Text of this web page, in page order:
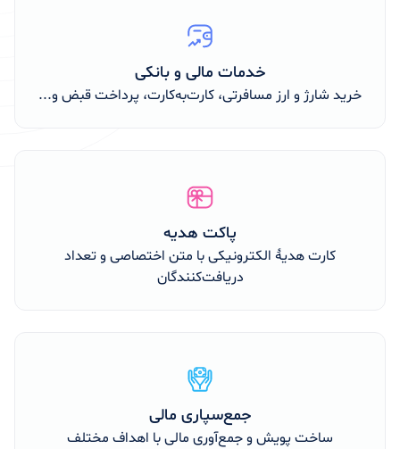
خدمات مالی و بانکی
خرید شارژ و ارز مسافرتی، کارت‌به‌کارت، پرداخت قبض و...
پاکت هدیه
کارت هدیهٔ الکترونیکی با متن اختصاصی و تعداد
دریافت‌کنندگان
جمع‌سپاری مالی
ساخت پویش‌ و جمع‌آوری مالی با اهداف مختلف